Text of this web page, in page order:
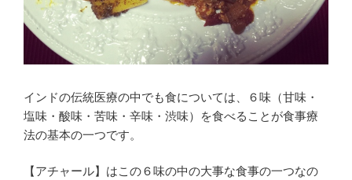
インドの伝統医療の中でも食については、６味（甘味・
塩味・酸味・苦味・辛味・渋味）を食べることが食事療
法の基本の一つです。
【アチャール】はこの６味の中の大事な食事の一つなの